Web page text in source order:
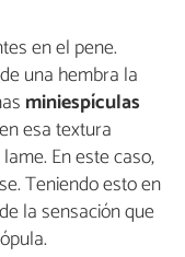
en el pene.
una hembra la
miniespículas
esa textura
En este caso,
Teniendo esto en
la sensación que